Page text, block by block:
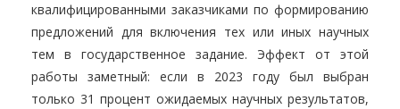
квалифицированными заказчиками по формированию
предложений для включения тех или иных научных
тем в государственное задание. Эффект от этой
работы заметный: если в 2023 году был выбран
только 31 процент ожидаемых научных результатов,